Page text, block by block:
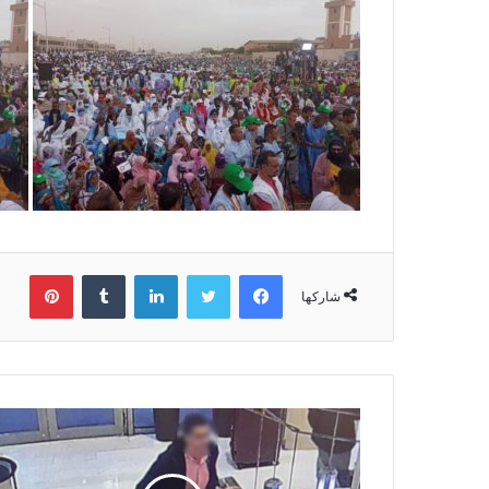
شاركها
فيسبوك تويتر لينكدإن